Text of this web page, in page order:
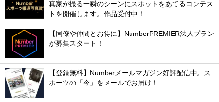
真家が撮る一瞬のシーンにスポットをあてるコンテス
トを開催します。作品受付中！
【同僚や仲間とお得に】NumberPREMIER法人プラン
が募集スタート！
【登録無料】Numberメールマガジン好評配信中。ス
ポーツの「今」をメールでお届け！